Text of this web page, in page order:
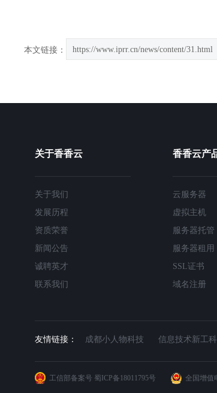
本文链接： https://www.iprr.cn/news/content/31.html
关于香香云
关于我们
发展历程
资质荣誉
新闻公告
诚聘英才
联系我们
香香云产
云服务器
虚拟主机
服务器托管
服务器租用
SSL证书
域名注册
成都小人物科技 信息技术新工
工信部备案号 蜀ICP备18011795号 全国增值